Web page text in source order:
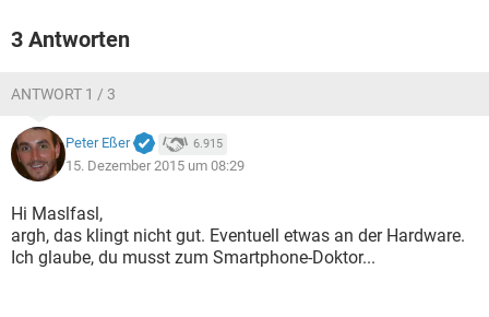
3 Antworten
ANTWORT 1 / 3
Peter Eßer 6.915
15. Dezember 2015 um 08:29
Hi Maslfasl,
argh, das klingt nicht gut. Eventuell etwas an der Hardware.
Ich glaube, du musst zum Smartphone-Doktor...